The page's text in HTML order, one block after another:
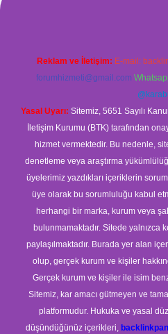
Reklam ve İletişim: E-mail:
forumhizmeti@gmail.com
Yasal Uyarı: Sitemiz, 5651 Sayılı
İletişim Kurumu (BTK) tarafından
hizmet vermektedir. Bu nedenle,
denetleme veya araştırma
üyelerimiz yazdıkları içeriklerin
üye olarak bu sorumluluğu kabul
herhangi bir marka, kurum veya
bulunmamaktadır. Sitede yalnızca
paylaşılmaktadır. Burada yer alan
olup, gerçek kurum ve kişiler
Gerçek kurum ve kişiler ile isim
Sitemiz, kar amacı gütmeyen ve
platformudur. Hukuka ve yasal
düşündüğünüz içerikleri,